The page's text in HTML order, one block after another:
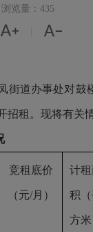
浏览量：435
 
街道办事处对鼓
招租。现将有关
竞租底价
（元/月）
计
积
方米